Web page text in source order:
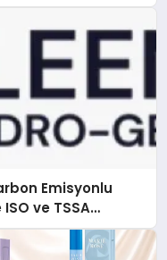
Emisyonlu
ve TSSA